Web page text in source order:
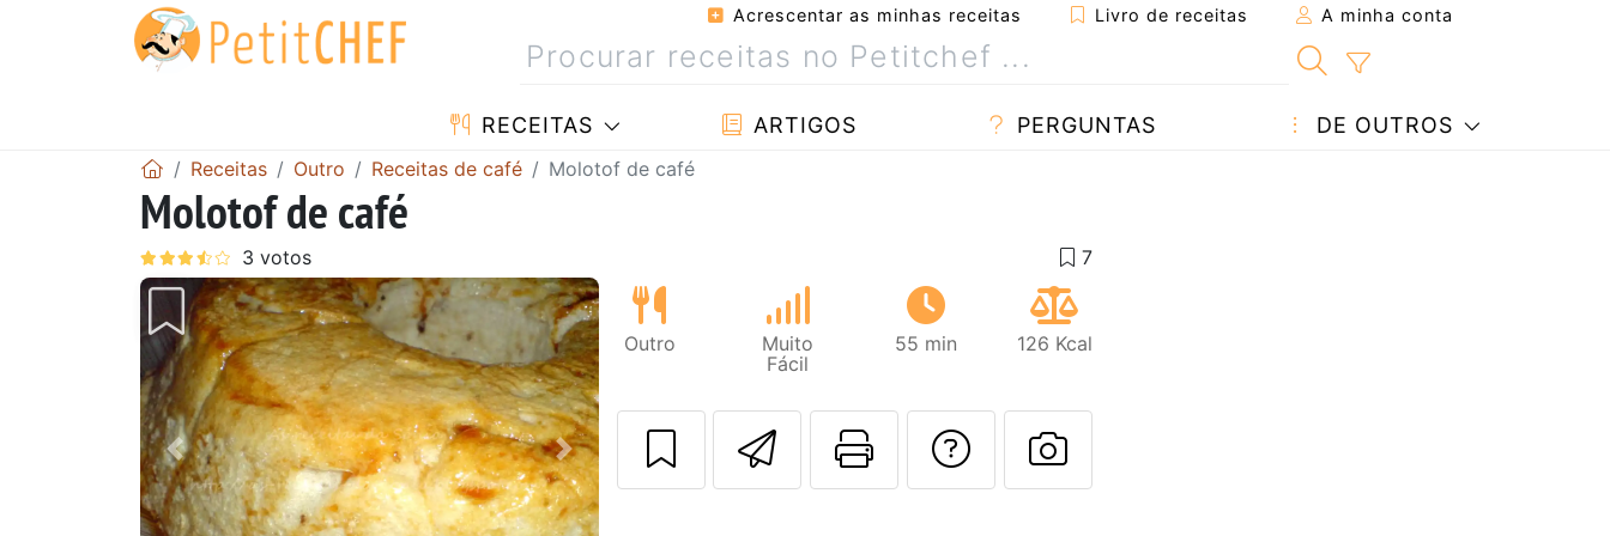
Acrescentar as minhas receitas Livro de receitas A minha conta
RECEITAS ARTIGOS PERGUNTAS DE OUTROS
Receitas Outro Receitas de café Molotof de café
Molotof de café
Anterior Next
Outro
Muito
Fácil
55 min 126 Kcal
Enviar esta receita a um amigo
Imprima esta página
Falar com o autor da receita
Fez esta receita? Compartilhe